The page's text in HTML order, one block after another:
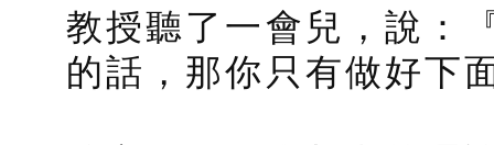
教授聽了一會兒，說：
的話，那你只有做好下